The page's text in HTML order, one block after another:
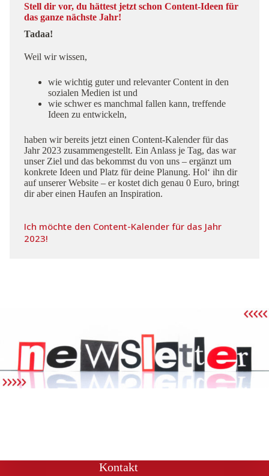
Stell dir vor, du hättest jetzt schon Content-Ideen für
das ganze nächste Jahr!
Tadaa!
Weil wir wissen,
wie wichtig guter und relevanter Content in den
sozialen Medien ist und
wie schwer es manchmal fallen kann, treffende
Ideen zu entwickeln,
haben wir bereits jetzt einen Content-Kalender für das
Jahr 2023 zusammengestellt. Ein Anlass je Tag, das war
unser Ziel und das bekommst du von uns – ergänzt um
konkrete Ideen und Platz für deine Planung. Hol‘ ihn dir
auf unserer Website – er kostet dich genau 0 Euro, bringt
dir aber einen Haufen an Inspiration.
Ich möchte den Content-Kalender für das Jahr
2023!
Kontakt